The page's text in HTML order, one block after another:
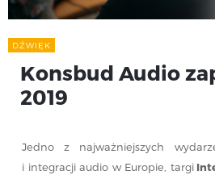
DŹWIĘK
Konsbud Audio
2019
Jedno z najważniejszych
i integracji audio w Europie, targi